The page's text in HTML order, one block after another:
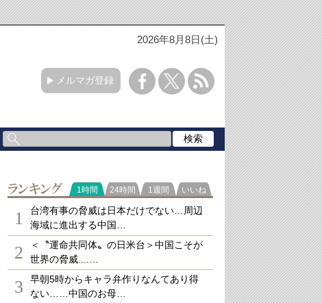
2026年8月8日(土)
メルマガ登録
ランキング
1時間 24時間 1週間 いいね
1
台湾有事の脅威は日本だけでない…周辺
海域に進出する中国…
2
＜〝運命共同体〟の日米台＞中国こそが
世界の脅威....…
3
早朝5時からキャラ弁作りなんてあり得
ない……中国のお母…